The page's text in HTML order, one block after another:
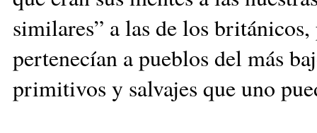
similares” a las de los
pertenecían a pueblos del más
primitivos y salvajes que uno